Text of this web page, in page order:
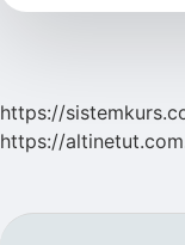
https://
https://